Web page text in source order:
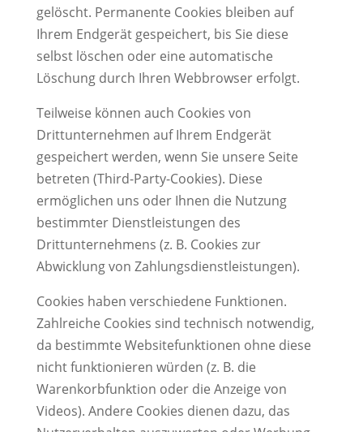
gelöscht. Permanente Cookies bleiben auf
Ihrem Endgerät gespeichert, bis Sie diese
selbst löschen oder eine automatische
Löschung durch Ihren Webbrowser erfolgt.
Teilweise können auch Cookies von
Drittunternehmen auf Ihrem Endgerät
gespeichert werden, wenn Sie unsere Seite
betreten (Third-Party-Cookies). Diese
ermöglichen uns oder Ihnen die Nutzung
bestimmter Dienstleistungen des
Drittunternehmens (z. B. Cookies zur
Abwicklung von Zahlungsdienstleistungen).
Cookies haben verschiedene Funktionen.
Zahlreiche Cookies sind technisch notwendig,
da bestimmte Websitefunktionen ohne diese
nicht funktionieren würden (z. B. die
Warenkorbfunktion oder die Anzeige von
Videos). Andere Cookies dienen dazu, das